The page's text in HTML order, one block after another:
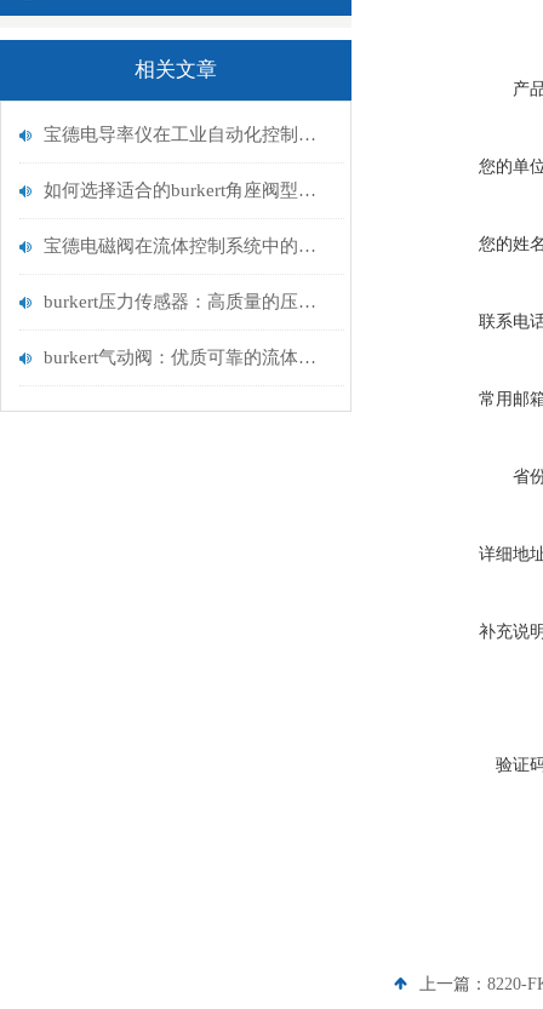
相关文章
宝德电导率仪在工业自动化控制中的重要性
如何选择适合的burkert角座阀型号？
宝德电磁阀在流体控制系统中的应用
burkert压力传感器：高质量的压力测量解决方案
burkert气动阀：优质可靠的流体控制解决方案
产
您的单
您的姓
联系电
常用邮
省
详细地
补充说
验证
上一篇： 8220-